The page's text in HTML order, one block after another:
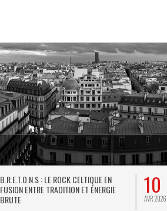
B.R.E.T.O.N.S : LE ROCK CELTIQUE EN
FUSION ENTRE TRADITION ET ÉNERGIE
BRUTE
10
AVR 2026